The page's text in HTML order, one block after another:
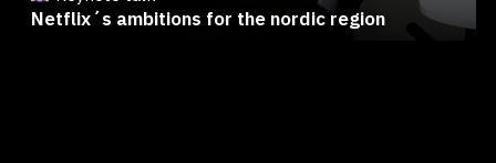
Netflix´s ambitions for the nordic region